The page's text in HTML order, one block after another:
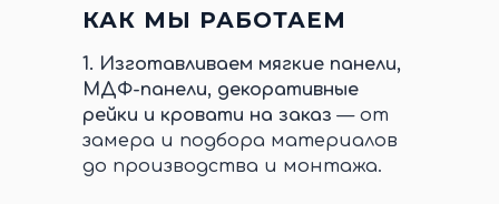
КАК МЫ РАБОТАЕМ
1. Изготавливаем мягкие панели,
МДФ-панели, декоративные
рейки и кровати на заказ — от
замера и подбора материалов
до производства и монтажа.